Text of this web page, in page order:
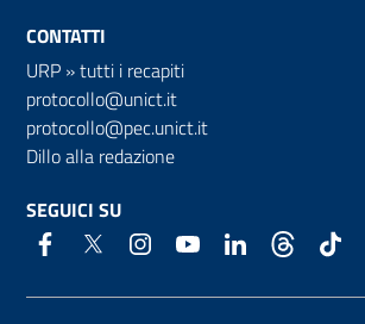
CONTATTI
URP »tutti i recapiti
protocollo@unict.it
protocollo@pec.unict.it
Dillo alla redazione
SEGUICI SU